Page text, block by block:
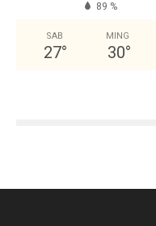
89 %
SAB
27°
MING
30°